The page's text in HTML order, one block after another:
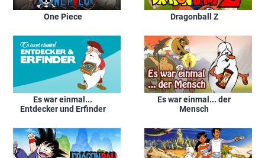
One Piece Dragonball Z
Es war einmal...
Entdecker und Erfinder
Es war einmal... der
Mensch